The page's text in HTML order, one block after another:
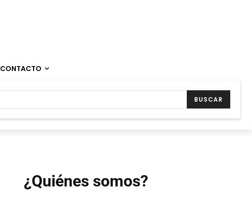
CONTACTO
BUSCAR
¿Quiénes somos?